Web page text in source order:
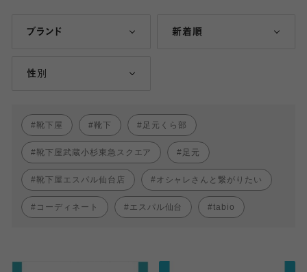
ブランド 新着順
性別
靴下屋 靴下 足元くら部
靴下屋武蔵小杉東急スクエア 足元
靴下屋エスパル仙台店 オシャレさんと繋がりたい
コーディネート エスパル仙台 tabio